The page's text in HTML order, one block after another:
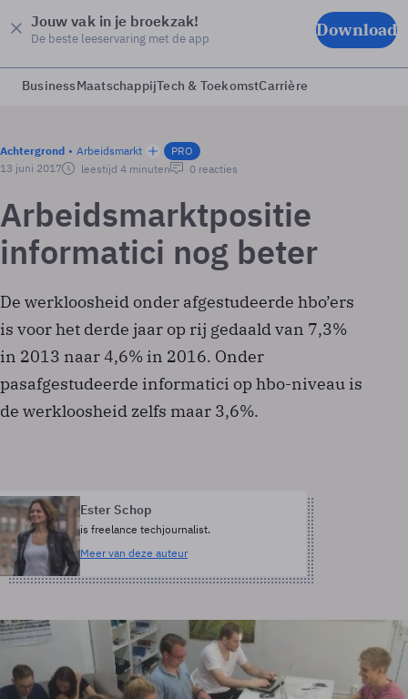
Jouw vak in je broekzak!
De beste leeservaring met de app Download
BusinessMaatschappijTech & ToekomstCarrière
Achtergrond Arbeidsmarkt
PRO
13 juni 2017
leestijd 4 minuten 0 reacties
Arbeidsmarktpositie
informatici nog beter
De werkloosheid onder afgestudeerde hbo’ers
is voor het derde jaar op rij gedaald van 7,3%
in 2013 naar 4,6% in 2016. Onder
pasafgestudeerde informatici op hbo-niveau is
de werkloosheid zelfs maar 3,6%.
Ester Schop
is freelance techjournalist.
Meer van deze auteur